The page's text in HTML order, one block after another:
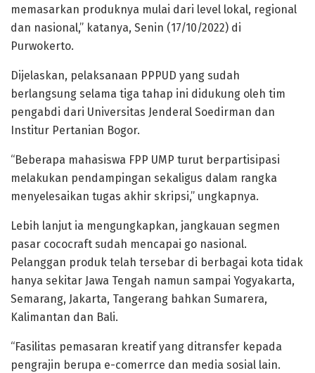
memasarkan produknya mulai dari level lokal, regional
dan nasional,” katanya, Senin (17/10/2022) di
Purwokerto.
Dijelaskan, pelaksanaan PPPUD yang sudah
berlangsung selama tiga tahap ini didukung oleh tim
pengabdi dari Universitas Jenderal Soedirman dan
Institur Pertanian Bogor.
“Beberapa mahasiswa FPP UMP turut berpartisipasi
melakukan pendampingan sekaligus dalam rangka
menyelesaikan tugas akhir skripsi,” ungkapnya.
Lebih lanjut ia mengungkapkan, jangkauan segmen
pasar cococraft sudah mencapai go nasional.
Pelanggan produk telah tersebar di berbagai kota tidak
hanya sekitar Jawa Tengah namun sampai Yogyakarta,
Semarang, Jakarta, Tangerang bahkan Sumarera,
Kalimantan dan Bali.
“Fasilitas pemasaran kreatif yang ditransfer kepada
pengrajin berupa e-comerrce dan media sosial lain.